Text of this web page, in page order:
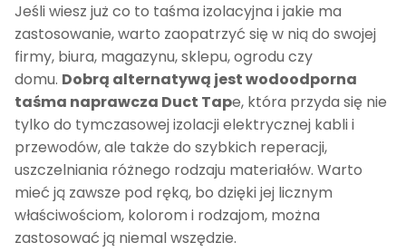
Jeśli wiesz już co to taśma izolacyjna i jakie ma
zastosowanie, warto zaopatrzyć się w nią do swojej
firmy, biura, magazynu, sklepu, ogrodu czy
domu. Dobrą alternatywą jest wodoodporna
taśma naprawcza Duct Tape, która przyda się nie
tylko do tymczasowej izolacji elektrycznej kabli i
przewodów, ale także do szybkich reperacji,
uszczelniania różnego rodzaju materiałów. Warto
mieć ją zawsze pod ręką, bo dzięki jej licznym
właściwościom, kolorom i rodzajom, można
zastosować ją niemal wszędzie.